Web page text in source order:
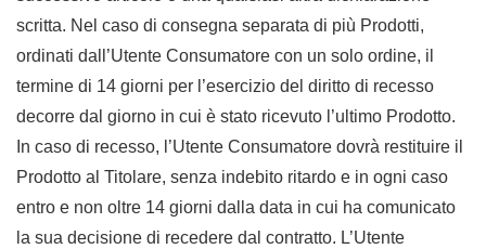
scritta. Nel caso di consegna separata di più Prodotti,
ordinati dall’Utente Consumatore con un solo ordine, il
termine di 14 giorni per l’esercizio del diritto di recesso
decorre dal giorno in cui è stato ricevuto l’ultimo Prodotto.
In caso di recesso, l’Utente Consumatore dovrà restituire il
Prodotto al Titolare, senza indebito ritardo e in ogni caso
entro e non oltre 14 giorni dalla data in cui ha comunicato
la sua decisione di recedere dal contratto. L’Utente